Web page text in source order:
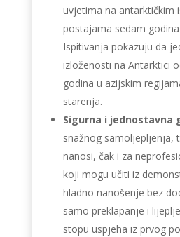
uvjetima na antarktičkim
postajama sedam
Ispitivanja pokazuju da
izloženosti na Antarktici
godina u azijskim
starenja.
Sigurna i jednostavna
snažnog samoljepljenja,
nanosi, čak i za
koji mogu učiti iz
hladno nanošenje bez
samo preklapanje i
stopu uspjeha iz prvog